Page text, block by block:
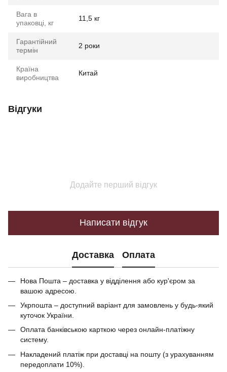
Вага в
упаковці, кг
11,5 кг
Гарантійний
термін
2 роки
Країна
виробництва
Китай
Відгуки
Додайте перший відгук
Написати відгук
Доставка Оплата
Нова Пошта – доставка у відділення або кур'єром за
вашою адресою.
Укрпошта – доступний варіант для замовлень у будь-який
куточок України.
Оплата банківською карткою через онлайн-платіжну
систему.
Накладений платіж при доставці на пошту (з урахуванням
передоплати 10%).